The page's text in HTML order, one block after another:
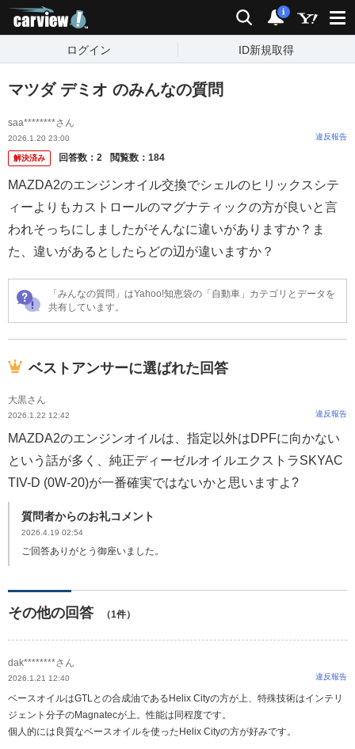
検索 通知
i
ログイン ID新規取得
マツダ デミオ のみんなの質問
saa********さん
2026.1.20 23:00 違反報告
解決済み 回答数： 2 閲覧数： 184
MAZDA2のエンジンオイル交換でシェルのヒリックスシテ
ィーよりもカストロールのマグナティックの方が良いと言
われそっちにしましたがそんなに違いがありますか？ま
た、違いがあるとしたらどの辺が違いますか？
「みんなの質問」はYahoo!知恵袋の「自動車」カテゴリとデータを
共有しています。
ベストアンサーに選ばれた回答
大黒さん
2026.1.22 12:42 違反報告
MAZDA2のエンジンオイルは、指定以外はDPFに向かない
という話が多く、純正ディーゼルオイルエクストラSKYAC
TIV-D (0W-20)が一番確実ではないかと思いますよ?
質問者からのお礼コメント
2026.4.19 02:54
ご回答ありがとう御座いました。
その他の回答 （1件）
dak********さん
2026.1.21 12:40 違反報告
ベースオイルはGTLとの合成油であるHelix Cityの方が上、特殊技術はインテリ
ジェント分子のMagnatecが上。性能は同程度です。
個人的には良質なベースオイルを使ったHelix Cityの方が好みです。